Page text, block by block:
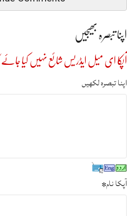
اپنا تبصرہ بھیجیں
آپکا ای میل ایڈریس شائع نہیں کیا جائے
اپنا تبصرہ لکھیں
آپکا نام*